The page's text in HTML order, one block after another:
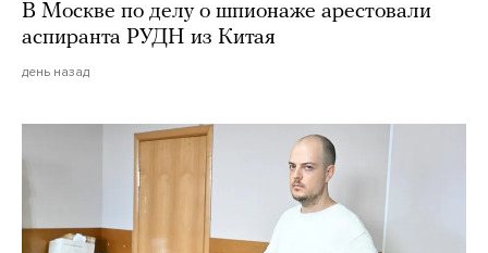
В Москве по делу о шпионаже арестовали
аспиранта РУДН из Китая
день назад